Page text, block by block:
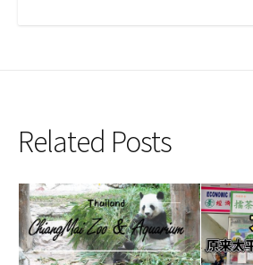
Related Posts